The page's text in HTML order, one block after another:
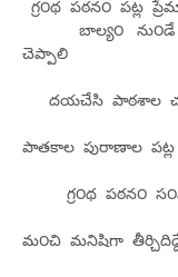
గ్ర౦థ‌ ప‌ఠ‌న౦ ప‌ట్ల‌
బాల్య౦ ను౦డే
చెప్పాలి
ద‌య‌చేసి పాఠ‌శాల‌
పాత‌కాల‌ పురాణాల‌
గ్ర౦థ‌ ప‌ఠ‌న౦
మ౦చి మ‌నిషిగా